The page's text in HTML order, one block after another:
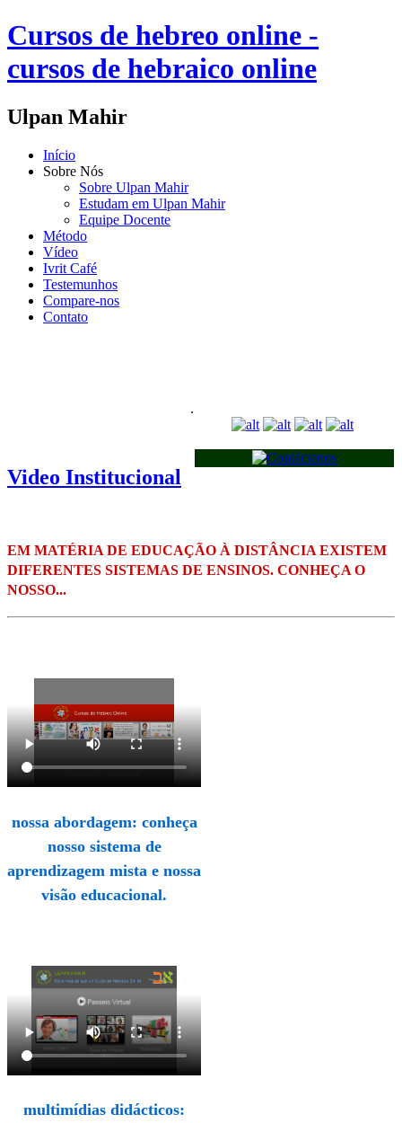
Cursos de hebreo online -
cursos de hebraico online
Ulpan Mahir
Início
Sobre Nós
Sobre Ulpan Mahir
Estudam em Ulpan Mahir
Equipe Docente
Método
Vídeo
Ivrit Café
Testemunhos
Compare-nos
Contato
.
Video Institucional
EM MATÉRIA DE EDUCAÇÃO À DISTÂNCIA EXISTEM
DIFERENTES SISTEMAS DE ENSINOS. CONHEÇA O
NOSSO...
nossa abordagem: conheça
nosso sistema de
aprendizagem mista e nossa
visão educacional.
multimídias didácticos: